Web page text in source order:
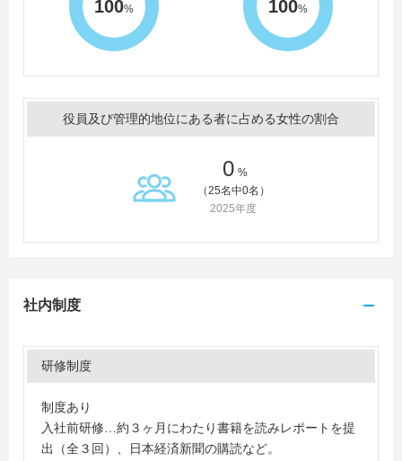
100% 100%
役員及び管理的地位にある者に占める女性の割合
0 %
（25名中0名）
2025年度
社内制度
研修制度
制度あり
入社前研修…約３ヶ月にわたり書籍を読みレポートを提
出（全３回）、日本経済新聞の購読など。